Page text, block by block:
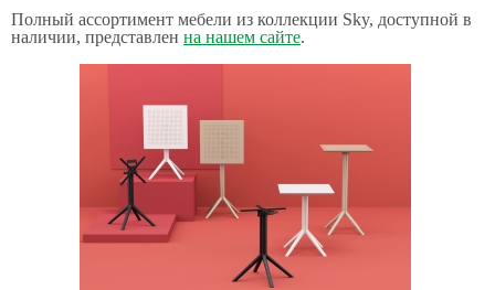
Полный ассортимент мебели из коллекции Sky, доступной в
наличии, представлен на нашем сайте.